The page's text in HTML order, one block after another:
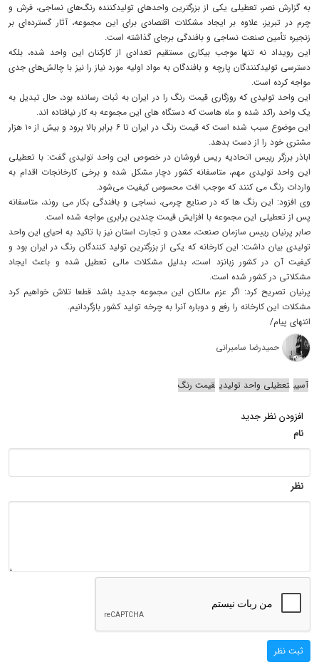
به گزارش نصر، تعطیلی یکی از بزرگترین واحدهای تولیدکننده رنگ‌های نساجی، فرش و
چرم در تبریز، علاوه بر ایجاد مشکلات اقتصادی برای این مجموعه، آثار گسترده‌ای بر
زنجیره تأمین صنعت نساجی و بافندگی برجای گذاشته است.
این رویداد نه تنها موجب بیکاری مستقیم تعدادی از کارکنان این واحد شده، بلکه
دسترسی تولیدکنندگان پارچه و بافندگان به مواد اولیه مورد نیاز را نیز با چالش‌های جدی
مواجه کرده است.
این واحد تولیدی که روزگاری قیمت رنگ را در ایران به ثبات رسانده بود، حال تبدیل به
یک واحد راکد شده و ماه هاست که دستگاه های این مجموعه به کار نیافتاده اند.
این موضوع سبب شده است که قیمت رنگ در ایران تا ۶ برابر بالا برود و بیش از ۱۰ هزار
مشتری خود را از دست بدهد.
اباذر برزگر رییس اتحادیه ریس فروشان در خصوص این واحد تولیدی گفت: با تعطیلی
این واحد تولیدی مهم، متاسفانه کشور دچار مشکل شده و برخی کارخانجات اقدام به
واردات رنگ می کنند که موجب افت محسوس کیفیت می‌شود.
وی افزود: این رنگ ها که در صنایع چرمی، نساجی و بافندگی بکار می روند، متاسفانه
پس از تعطیلی این مجموعه با افزایش قیمت چندین برابری مواجه شده است.
صابر پرنیان رییس سازمان صنعت، معدن و تجارت استان نیز با تاکید به احیای این واحد
تولیدی بیان داشت: این کارخانه که یکی از بزرگترین تولید کنندگان رنگ در ایران بود و
کیفیت آن در کشور زبانزد است، بدلیل مشکلات مالی تعطیل شده و باعث ایجاد
مشکلاتی در کشور شده است.
پرنیان تصریح کرد: اگر عزم مالکان این مجموعه جدید باشد قطعا تلاش خواهیم کرد
مشکلات این کارخانه را رفع و دوباره آنرا به چرخه تولید کشور بازگردانیم.
انتهای پیام/
حمیدرضا سامبرانی
آسیب تعطیلی واحد تولیدی قیمت رنگ
افزودن نظر جدید
نام
نظر
ثبت نظر